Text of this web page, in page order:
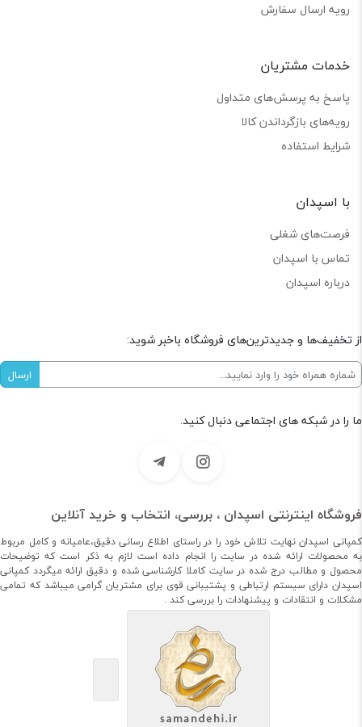
رویه ارسال سفارش
خدمات مشتریان
پاسخ به پرسش‌های متداول
رویه‌های بازگرداندن کالا
شرایط استفاده
با اسپدان
فرصت‌های شغلی
تماس با اسپدان
درباره اسپدان
از تخفیف‌ها و جدیدترین‌های فروشگاه باخبر شوید:
ما را در شبکه های اجتماعی دنبال کنید.
فروشگاه اینترنتی اسپدان ، بررسی، انتخاب و خرید آنلاین
کمپانی اسپدان نهایت تلاش خود را در راستای اطلاع رسانی دقیق،عامیانه و کامل مربوط
به محصولات ارائه شده در سایت را انجام داده است لازم به ذکر است که توضیحات
محصول و مطالب درج شده در سایت کاملا کارشناسی شده و دقیق ارائه میگردد کمپانی
اسپدان دارای سیستم ارتباطی و پشتیبانی قوی برای مشتریان گرامی میباشد که تمامی
مشکلات و انتقادات و پیشنهادات را بررسی کند .